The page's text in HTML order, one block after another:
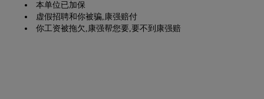
本单位已加保
虚假招聘和你被骗,康强赔付
你工资被拖欠,康强帮您要,要不到康强赔